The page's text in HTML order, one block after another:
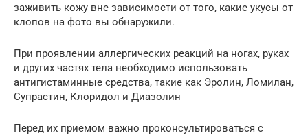
заживить кожу вне зависимости от того, какие укусы от
клопов на фото вы обнаружили.
При проявлении аллергических реакций на ногах, руках
и других частях тела необходимо использовать
антигистаминные средства, такие как Эролин, Ломилан,
Супрастин, Клоридол и Диазолин
Перед их приемом важно проконсультироваться с